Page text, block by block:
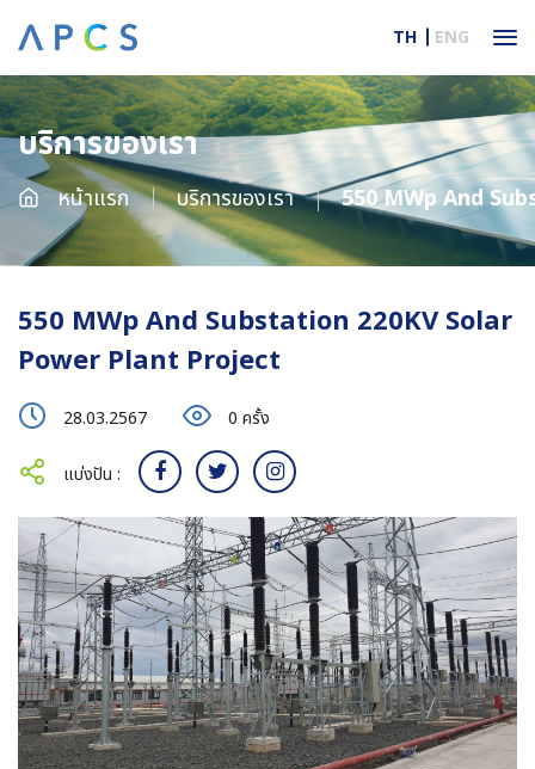
TH ENG
บริการของเรา
หน้าแรก บริการของเรา 550 MWp And Substation 220KV
550 MWp And Substation 220KV Solar
Power Plant Project
28.03.2567 0 ครั้ง
แบ่งปัน :